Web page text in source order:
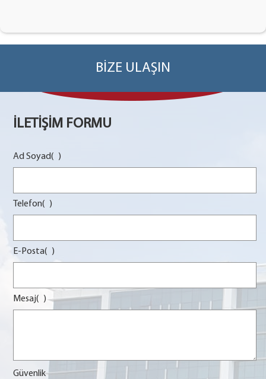
BİZE ULAŞIN
İLETİŞİM FORMU
Ad Soyad( )
Telefon( )
E-Posta( )
Mesaj( )
Güvenlik